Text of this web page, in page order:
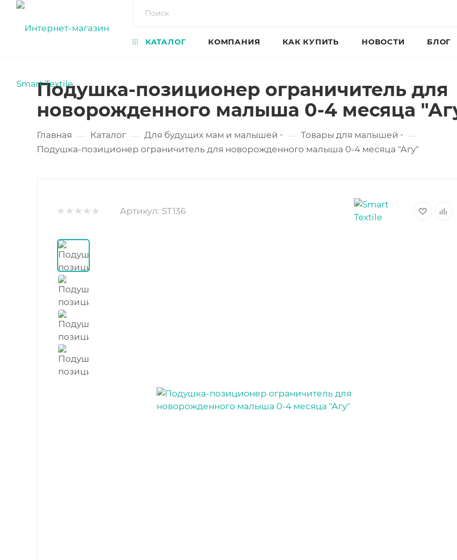
КАТАЛОГ КОМПАНИЯ КАК КУПИТЬ НОВОСТИ БЛОГ
Подушка-позиционер ограничитель для
новорожденного малыша 0-4 месяца
Главная — Каталог — Для будущих мам и малышей — Товары для малышей
—
Подушка-позиционер ограничитель для новорожденного малыша 0-4 месяца "Агу"
Артикул: ST136